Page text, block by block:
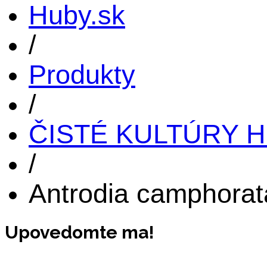
Huby.sk
/
Produkty
/
ČISTÉ KULTÚRY
/
Antrodia
Upovedomte ma!